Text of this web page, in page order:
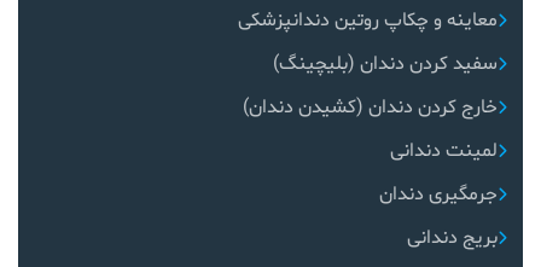
معاینه و چکاپ روتین دندانپزشکی
سفید کردن دندان (بلیچینگ)
خارج کردن دندان (کشیدن دندان)
لمینت دندانی
جرمگیری دندان
بریج دندانی